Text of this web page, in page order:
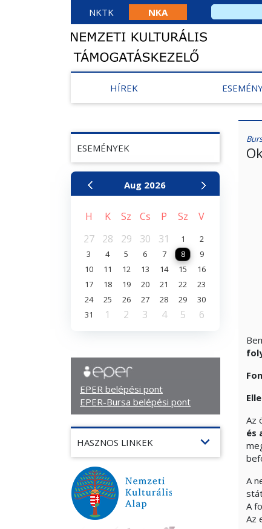
NKTK NKA
HÍREK
ESEMÉNYEK
Aug 2026
H K Sz Cs P Sz
V
27
28 29 30 31 1
2
3
4 5 6 7 8
9
10
11 12 13 14 15
16
17
18 19 20 21 22
23
24
25 26 27 28 29
30
31
1 2 3 4 5 6
EPER belépési pont
EPER-Bursa belépési pont
HASZNOS LINKEK expand_more
Az
és
A
A
Az